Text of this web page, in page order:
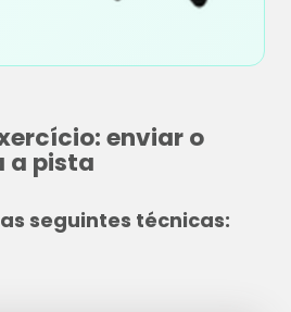
enviar o
a pista
seguintes técnicas: